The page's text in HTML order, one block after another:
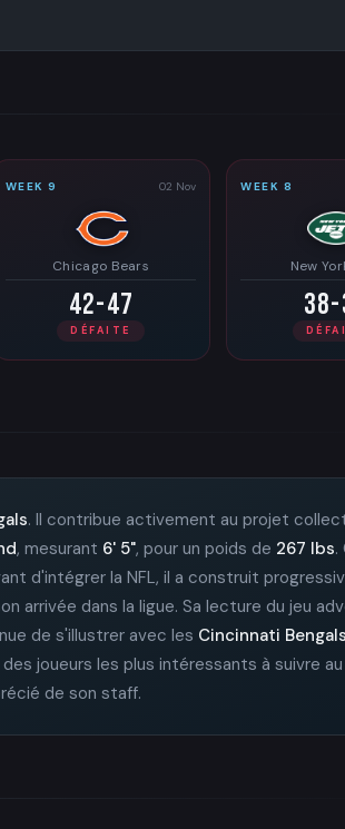
WEEK 9 02 Nov
Chicago Bears
42-47
DÉFAITE
WEEK 8
New
. Il contribue activement au projet
, mesurant 6' 5", pour un poids de 267 lbs.
d'intégrer la NFL, il a construit
arrivée dans la ligue. Sa lecture du jeu
de s'illustrer avec les Cincinnati Bengals
joueurs les plus intéressants à suivre
de son staff.